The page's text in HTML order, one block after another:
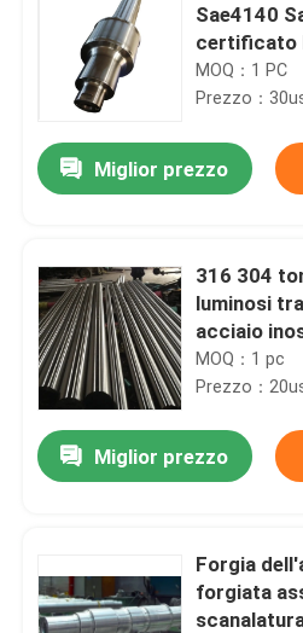
Sae4140
certificato
fatta un
MOQ：1 PC
Prezzo：
Miglior prezzo
316 304
luminosi
acciaio
temperare
MOQ：1 pc
Prezzo：
Miglior prezzo
Forgia
forgiata